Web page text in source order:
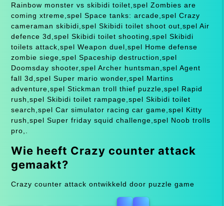
Rainbow monster vs skibidi toilet,spel Zombies are
coming xtreme,spel Space tanks: arcade,spel Crazy
cameraman skibidi,spel Skibidi toilet shoot out,spel Air
defence 3d,spel Skibidi toilet shooting,spel Skibidi
toilets attack,spel Weapon duel,spel Home defense
zombie siege,spel Spaceship destruction,spel
Doomsday shooter,spel Archer huntsman,spel Agent
fall 3d,spel Super mario wonder,spel Martins
adventure,spel Stickman troll thief puzzle,spel Rapid
rush,spel Skibidi toilet rampage,spel Skibidi toilet
search,spel Car simulator racing car game,spel Kitty
rush,spel Super friday squid challenge,spel Noob trolls
pro,.
Wie heeft Crazy counter attack
gemaakt?
Crazy counter attack ontwikkeld door puzzle game